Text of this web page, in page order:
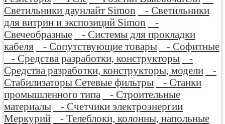
Светильники даунлайт Simon
- Светильники
для витрин и экспозиций Simon
-
Свечеобразные
- Системы для прокладки
кабеля
- Сопутствующие товары
- Софитные
- Средства разработки, конструкторы
-
Средства разработки, конструкторы, модели
-
Стабилизаторы Сетевые фильтры
- Станки
промышленного типа
- Строительные
материалы
- Счетчики электроэнергии
Меркурий
- Телеблоки, колонны, напольные